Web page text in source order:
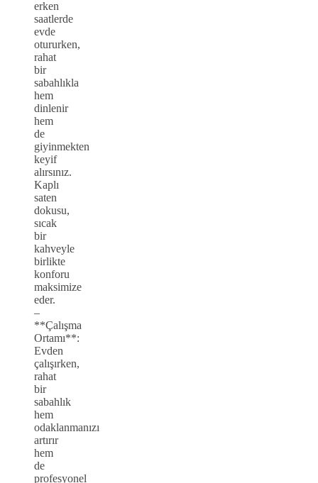
erken
saatlerde
evde
otururken,
rahat
bir
sabahlıkla
hem
dinlenir
hem
de
giyinmekten
keyif
alırsınız.
Kaplı
saten
dokusu,
sıcak
bir
kahveyle
birlikte
konforu
maksimize
eder.
–
**Çalışma
Ortamı**:
Evden
çalışırken,
rahat
bir
sabahlık
hem
odaklanmanızı
artırır
hem
de
profesyonel